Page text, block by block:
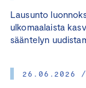
Lausunto
ulkomaalaista
sääntelyn
26.06.2026 /